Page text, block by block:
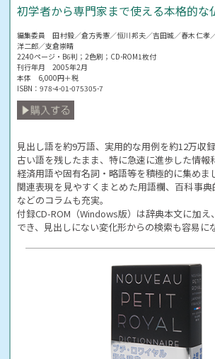
初学者から専門家まで使える本格的な
編集委員 田村毅／倉方秀憲／恒川邦夫／吉田城／春木仁孝
洋二郎／支倉崇晴
2240ページ・B6判；2色刷；CD-ROM1枚付
刊行年月 2005年2月
本体 6,000円＋税
ISBN：978-4-01-075305-7
見出し語を約9万語、実用的な用例を約12万収録
古い語を残したまま、特に急速に進歩した情報
経済用語や固有名詞・略語等を積極的に集めま
関連表現を見やすくまとめた用語欄、百科事
などのコラムも充実。
付録CD-ROM（Windows版）は辞典本文に加え
でき、見出しにない変化形からの検索も容易に